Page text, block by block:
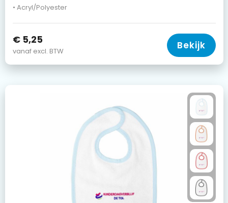
• Acryl/Polyester
€ 5,25
vanaf excl. BTW Bekijk